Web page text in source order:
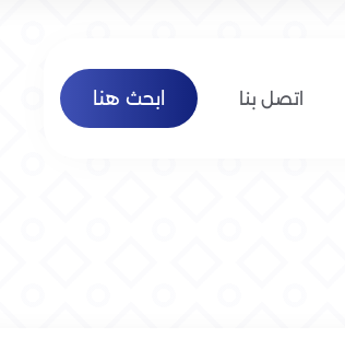
اتصل بنا ابحث هنا